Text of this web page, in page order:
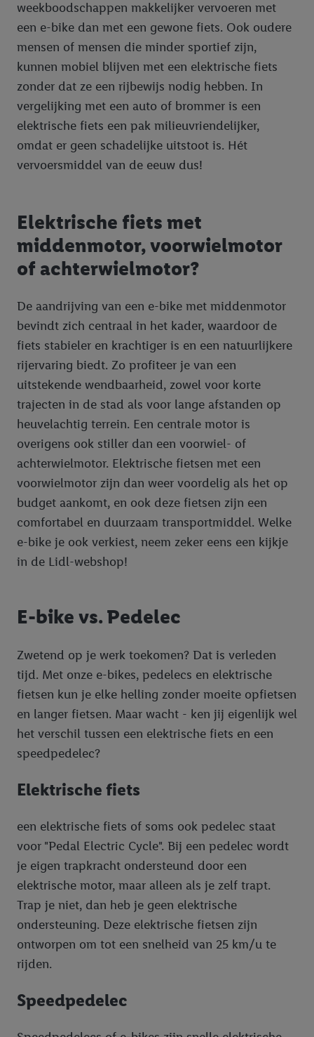
weekboodschappen makkelijker vervoeren met
een e-bike dan met een gewone fiets. Ook oudere
mensen of mensen die minder sportief zijn,
kunnen mobiel blijven met een elektrische fiets
zonder dat ze een rijbewijs nodig hebben. In
vergelijking met een auto of brommer is een
elektrische fiets een pak milieuvriendelijker,
omdat er geen schadelijke uitstoot is. Hét
vervoersmiddel van de eeuw dus!
Elektrische fiets met
middenmotor, voorwielmotor
of achterwielmotor?
De aandrijving van een e-bike met middenmotor
bevindt zich centraal in het kader, waardoor de
fiets stabieler en krachtiger is en een natuurlijkere
rijervaring biedt. Zo profiteer je van een
uitstekende wendbaarheid, zowel voor korte
trajecten in de stad als voor lange afstanden op
heuvelachtig terrein. Een centrale motor is
overigens ook stiller dan een voorwiel- of
achterwielmotor. Elektrische fietsen met een
voorwielmotor zijn dan weer voordelig als het op
budget aankomt, en ook deze fietsen zijn een
comfortabel en duurzaam transportmiddel. Welke
e-bike je ook verkiest, neem zeker eens een kijkje
in de Lidl-webshop!
E-bike vs. Pedelec
Zwetend op je werk toekomen? Dat is verleden
tijd. Met onze e-bikes, pedelecs en elektrische
fietsen kun je elke helling zonder moeite opfietsen
en langer fietsen. Maar wacht - ken jij eigenlijk wel
het verschil tussen een elektrische fiets en een
speedpedelec?
Elektrische fiets
een elektrische fiets of soms ook pedelec staat
voor "Pedal Electric Cycle". Bij een pedelec wordt
je eigen trapkracht ondersteund door een
elektrische motor, maar alleen als je zelf trapt.
Trap je niet, dan heb je geen elektrische
ondersteuning. Deze elektrische fietsen zijn
ontworpen om tot een snelheid van 25 km/u te
rijden.
Speedpedelec